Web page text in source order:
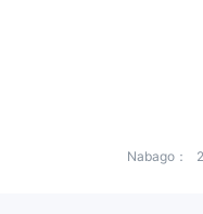
Nabago：